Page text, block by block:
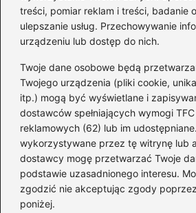
treści, pomiar reklam i treści, badanie
ulepszanie usług. Przechowywanie
urządzeniu lub dostęp do nich.
Twoje dane osobowe będą
Twojego urządzenia (pliki cookie,
itp.) mogą być wyświetlane i
dostawców spełniających wymogi
reklamowych (62) lub im
wykorzystywane przez tę witrynę lub
dostawcy mogę przetwarzać Twoje
podstawie uzasadnionego interesu.
zgodzić nie akceptując zgody
poniżej.
Kategorie
Akcesoria(29)
Buty(223)
Dodatki(59)
Dziecko(101)
Kobieta(39)
Moda(109)
Styl(2)